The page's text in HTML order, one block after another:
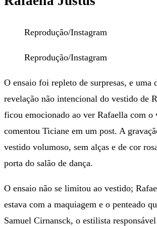
Reprodução/Instagram
Reprodução/Instagram
O ensaio foi repleto de surpresas, e uma
revelação não intencional do vestido de
ficou emocionado ao ver Rafaella com o
comentou Ticiane em um post. A
vestido volumoso, sem alças e de cor
porta do salão de dança.
O ensaio não se limitou ao vestido;
estava com a maquiagem e o penteado
Samuel Cirnansck, o estilista